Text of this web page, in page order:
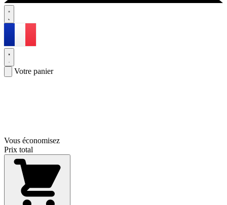
Votre panier
Vous économisez
Prix total